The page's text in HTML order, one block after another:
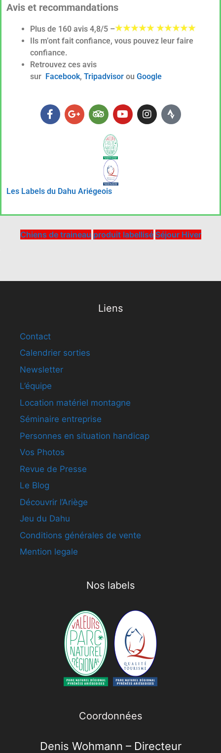
Avis et recommandations
Plus de 160 avis 4,8/5 –
Ils m’ont fait confiance, vous pouvez leur faire
confiance.
Retrouvez ces avis
sur Facebook, Tripadvisor ou Google
Les Labels du Dahu Ariégeois
Chiens de traineau produit labellisé Séjour Hiver
SÉJOUR CHIENS DE TRAINEAUX LAPONIE
Réservation
Liens
Contact
Calendrier sorties
Newsletter
L’équipe
Location matériel montagne
Séminaire entreprise
Personnes en situation handicap
Vos Photos
Revue de Presse
Le Blog
Découvrir l’Ariège
Jeu du Dahu
Conditions générales de vente
Mention legale
Nos labels
Coordonnées
Denis Wohmann – Directeur